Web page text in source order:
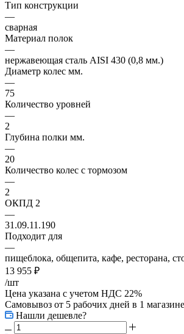
Тип конструкции
—
сварная
Материал полок
—
нержавеющая сталь AISI 430 (0,8 мм.)
Диаметр колес мм.
—
75
Количество уровней
—
2
Глубина полки мм.
—
20
Количество колес с тормозом
—
2
ОКПД 2
—
31.09.11.190
Подходит для
—
пищеблока, общепита, кафе, ресторана,
13 955 ₽
/шт
Цена указана с учетом НДС 22%
Самовывоз от 5 рабочих дней в 1 магазине
Нашли дешевле?